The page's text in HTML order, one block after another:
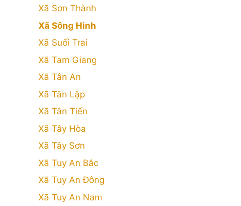
Xã Sơn Thành
Xã Sông Hinh
Xã Suối Trai
Xã Tam Giang
Xã Tân An
Xã Tân Lập
Xã Tân Tiến
Xã Tây Hòa
Xã Tây Sơn
Xã Tuy An Bắc
Xã Tuy An Đông
Xã Tuy An Nam